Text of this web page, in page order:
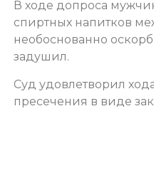
В ходе допроса
спиртных напитков
необоснованно
задушил.
Суд удовлетворил
пресечения в виде